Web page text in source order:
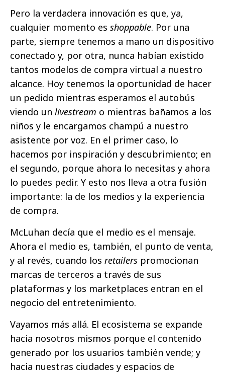
Pero la verdadera innovación es que, ya,
cualquier momento es shoppable. Por una
parte, siempre tenemos a mano un dispositivo
conectado y, por otra, nunca habían existido
tantos modelos de compra virtual a nuestro
alcance. Hoy tenemos la oportunidad de hacer
un pedido mientras esperamos el autobús
viendo un livestream o mientras bañamos a los
niños y le encargamos champú a nuestro
asistente por voz. En el primer caso, lo
hacemos por inspiración y descubrimiento; en
el segundo, porque ahora lo necesitas y ahora
lo puedes pedir. Y esto nos lleva a otra fusión
importante: la de los medios y la experiencia
de compra.
McLuhan decía que el medio es el mensaje.
Ahora el medio es, también, el punto de venta,
y al revés, cuando los retailers promocionan
marcas de terceros a través de sus
plataformas y los marketplaces entran en el
negocio del entretenimiento.
Vayamos más allá. El ecosistema se expande
hacia nosotros mismos porque el contenido
generado por los usuarios también vende; y
hacia nuestras ciudades y espacios de